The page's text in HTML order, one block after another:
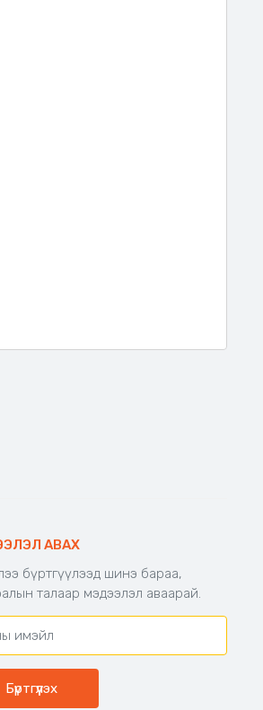
АВАХ
бүртгүүлээд шинэ бараа,
талаар мэдээлэл аваарай.
Бүртгүүлэх